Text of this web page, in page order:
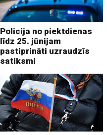
Policija no piektdienas
līdz 25. jūnijam
pastiprināti uzraudzīs
satiksmi